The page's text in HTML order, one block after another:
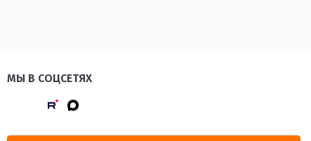
МЫ В СОЦСЕТЯХ